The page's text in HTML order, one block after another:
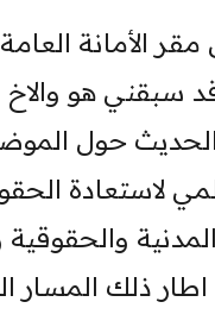
الأمانة
هو والاخ
حول
لاستعادة
ذلك